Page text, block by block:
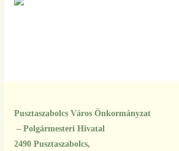
Pusztaszabolcs Város Önkormányzat
– Polgármesteri Hivatal
2490 Pusztaszabolcs,